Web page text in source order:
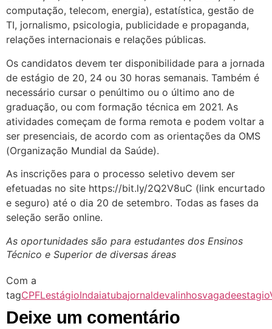
computação, telecom, energia), estatística, gestão de
TI, jornalismo, psicologia, publicidade e propaganda,
relações internacionais e relações públicas.
Os candidatos devem ter disponibilidade para a jornada
de estágio de 20, 24 ou 30 horas semanais. Também é
necessário cursar o penúltimo ou o último ano de
graduação, ou com formação técnica em 2021. As
atividades começam de forma remota e podem voltar a
ser presenciais, de acordo com as orientações da OMS
(Organização Mundial da Saúde).
As inscrições para o processo seletivo devem ser
efetuadas no site https://bit.ly/2Q2V8uC (link encurtado
e seguro) até o dia 20 de setembro. Todas as fases da
seleção serão online.
As oportunidades são para estudantes dos Ensinos
Técnico e Superior de diversas áreas
Com a
tagCPFLestágioIndaiatubajornaldevalinhosvagadeestagio
Deixe um comentário